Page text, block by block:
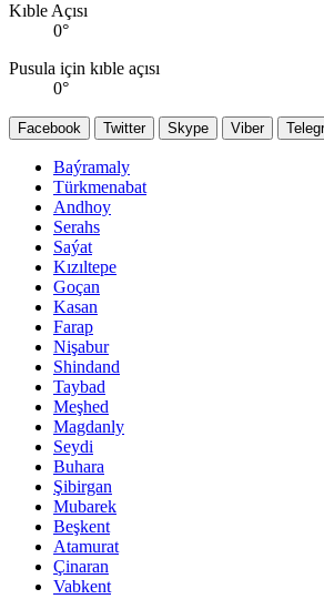
Kıble Açısı
0°
Pusula için kıble açısı
0°
Facebook Twitter Skype Viber
Baýramaly
Türkmenabat
Andhoy
Serahs
Saýat
Kızıltepe
Goçan
Kasan
Farap
Nişabur
Shindand
Taybad
Meşhed
Magdanly
Seydi
Buhara
Şibirgan
Mubarek
Beşkent
Atamurat
Çinaran
Vabkent